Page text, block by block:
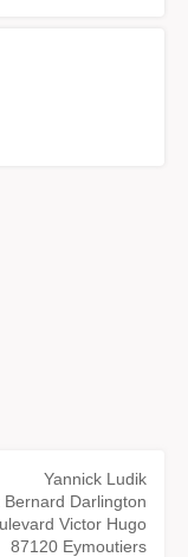
Yannick Ludik
Bernard Darlington
Victor Hugo
87120 Eymoutiers